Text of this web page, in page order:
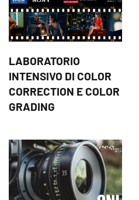
LABORATORIO
INTENSIVO DI COLOR
CORRECTION E COLOR
GRADING